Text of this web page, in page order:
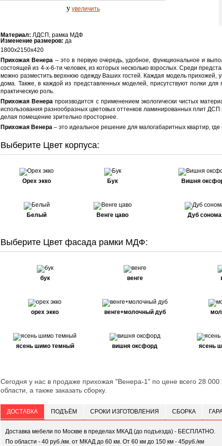
y увеличить
Материал: ЛДСП, рамка МДФ
Изменение размеров: да
1800х2150х420
Прихожая Венера – это в первую очередь, удобное, функциональное и
состоящей из 4-х-6-ти человек, из которых несколько взрослых. Среди
можно разместить верхнюю одежду Ваших гостей. Каждая модель прихожей,
дома. Также, в каждой из представленных моделей, присутствуют полки
практическую роль.
Прихожая Венера производится с применением экологически чистых
использования разнообразных цветовых оттенков ламинированных плит ДСП
делая помещение зрительно просторнее.
Прихожая Венера – это идеальное решение для малогабаритных квартир,
Выберите Цвет корпуса:
Орех экко Бук Вишня
Белый Венге цаво Дуб сонома
Выберите Цвет фасада рамки МДФ:
бук венге
орех экко венге+молочный дуб
ясень шимо темный вишня оксфорд ясень
Сегодня у нас в продаже прихожая "Венера-1" по цене всего 28
области, а также заказать сборку.
ДОСТАВКА ПОДЪЁМ СРОКИ ИЗГОТОВЛЕНИЯ СБОРКА
Доставка мебели по Москве в пределах МКАД (до подъезда) - БЕСПЛАТНО.
По области - 40 руб./км. от МКАД до 60 км. От 60 км до 150 км - 45руб./км